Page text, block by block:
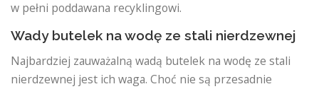
w pełni poddawana recyklingowi.
Wady butelek na wodę ze stali nierdzewnej
Najbardziej zauważalną wadą butelek na wodę ze stali
nierdzewnej jest ich waga. Choć nie są przesadnie